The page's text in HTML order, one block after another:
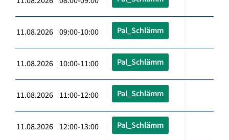
11.08.2026 09:00-10:00 Pal_Schlämm
11.08.2026 10:00-11:00 Pal_Schlämm
11.08.2026 11:00-12:00 Pal_Schlämm
11.08.2026 12:00-13:00 Pal_Schlämm